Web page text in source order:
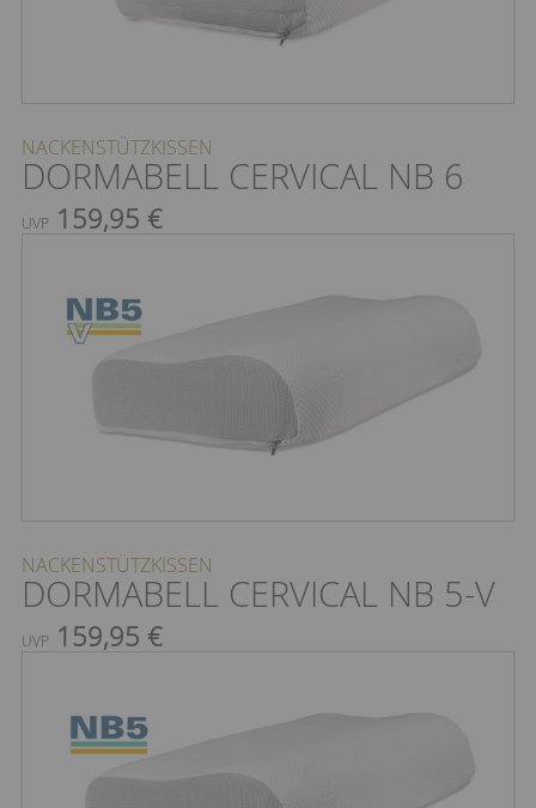
NACKENSTÜTZKISSEN
DORMABELL CERVICAL NB 6
UVP 159,95 €
NACKENSTÜTZKISSEN
DORMABELL CERVICAL NB 5-V
UVP 159,95 €